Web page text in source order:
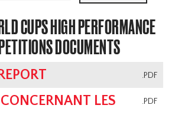
CUPS HIGH PERFORMANCE
DOCUMENTS
.PDF
.PDF
LES